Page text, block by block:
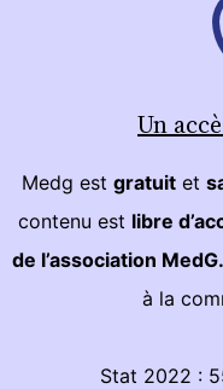
Un
Medg est gratuitet
contenu est libre
de l’association
à la
Stat 2022 :